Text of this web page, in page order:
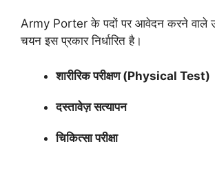
Army Porter के पदों पर आवेदन करने वाले
चयन इस प्रकार निर्धारित है।
शारीरिक परीक्षण (Physical Test)
दस्तावेज़ सत्यापन
चिकित्सा परीक्षा